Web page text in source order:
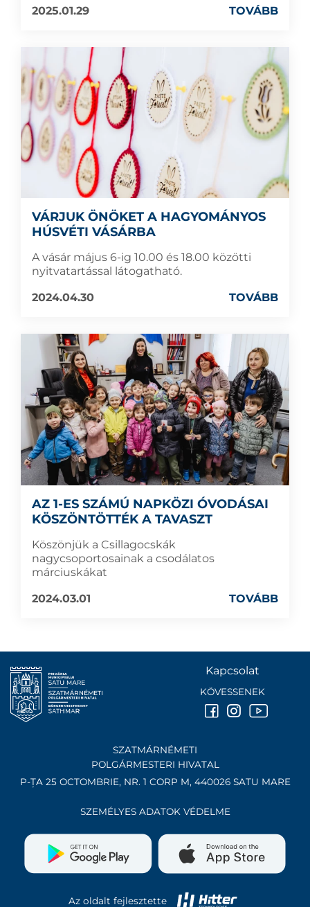
2025.01.29
TOVÁBB
VÁRJUK ÖNÖKET A HAGYOMÁNYOS
HÚSVÉTI VÁSÁRBA
A vásár május 6-ig 10.00 és 18.00 közötti
nyitvatartással látogatható.
2024.04.30
TOVÁBB
AZ 1-ES SZÁMÚ NAPKÖZI ÓVODÁSAI
KÖSZÖNTÖTTÉK A TAVASZT
Köszönjük a Csillagocskák
nagycsoportosainak a csodálatos
márciuskákat
2024.03.01
TOVÁBB
SZEMÉLYES ADATOK VÉDELME
Az oldalt fejlesztette
SZATMÁRNÉMETI
POLGÁRMESTERI HIVATAL
P-ȚA 25 OCTOMBRIE, NR. 1 CORP M, 440026 SATU MARE
Kapcsolat
KÖVESSENEK